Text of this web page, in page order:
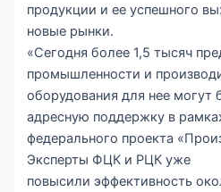
продукции и ее успешного
новые рынки.
«Сегодня более 1,5 тысяч
промышленности и
оборудования для нее могут
адресную поддержку в
федерального проекта
Эксперты ФЦК и РЦК уже
повысили эффективность